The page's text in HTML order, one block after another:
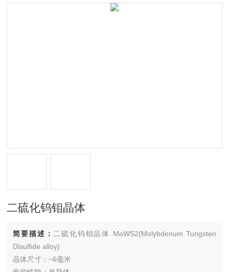
二硫化钨钼晶体
简要描述： 二硫化钨钼晶体 MoWS2(Molybdenum Tungsten
Disulfide alloy)
晶体尺寸：~6毫米